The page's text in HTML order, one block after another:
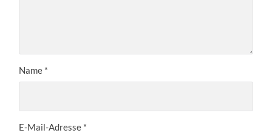
Name *
E-Mail-Adresse *